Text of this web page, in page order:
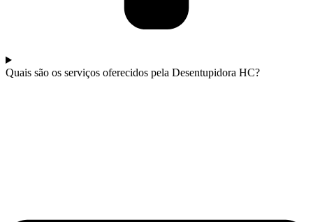
Quais são os serviços oferecidos pela Desentupidora HC?